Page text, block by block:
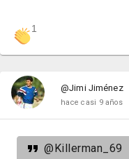
1
@Jimi Jiménez
hace casi 9 años
@Killerman_69